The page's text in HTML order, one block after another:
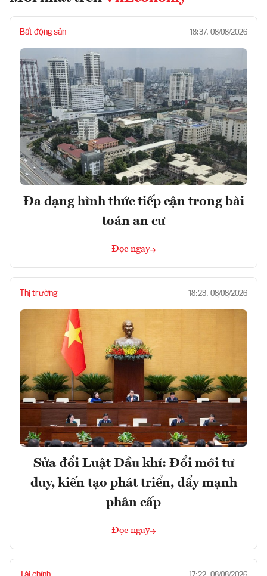
Bất động sản 18:37, 08/08/2026
Đa dạng hình thức tiếp cận trong bài
toán an cư
Đọc ngay
Thị trường 18:23, 08/08/2026
Sửa đổi Luật Dầu khí: Đổi mới tư
duy, kiến tạo phát triển, đẩy mạnh
phân cấp
Đọc ngay